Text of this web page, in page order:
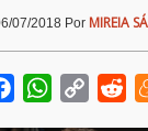
07/2018 Por MIREIA
FacebookWhatsApp
Copy